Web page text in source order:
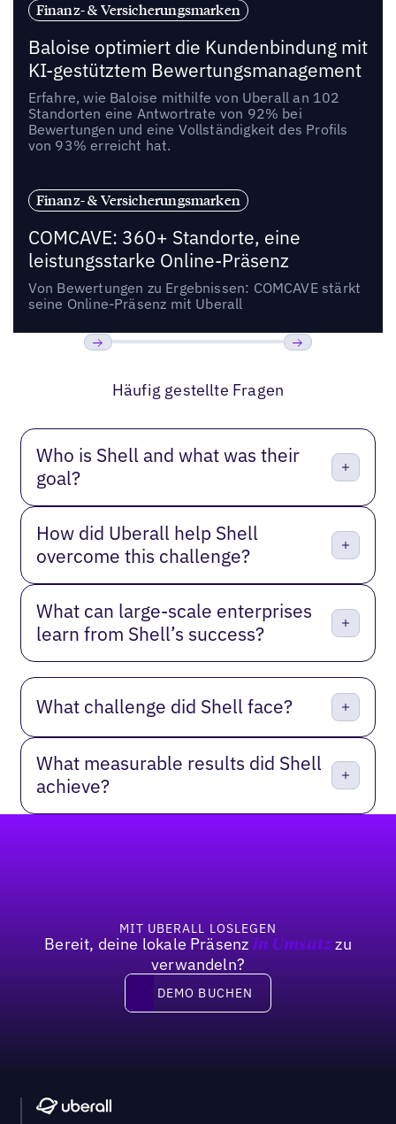
Finanz- & Versicherungsmarken
Baloise optimiert die Kundenbindung mit
KI-gestütztem Bewertungsmanagement
Erfahre, wie Baloise mithilfe von Uberall an 102
Standorten eine Antwortrate von 92% bei
Bewertungen und eine Vollständigkeit des Profils
von 93% erreicht hat.
Finanz- & Versicherungsmarken
COMCAVE: 360+ Standorte, eine
leistungsstarke Online-Präsenz
Von Bewertungen zu Ergebnissen: COMCAVE stärkt
seine Online-Präsenz mit Uberall
Häufig gestellte Fragen
Who is Shell and what was their
goal?
How did Uberall help Shell
overcome this challenge?
What can large-scale enterprises
learn from Shell’s success?
What challenge did Shell face?
What measurable results did Shell
achieve?
MIT UBERALL LOSLEGEN
Bereit, deine lokale Präsenz in Umsatzzu
verwandeln?
DEMO BUCHEN
DEMO BUCHEN